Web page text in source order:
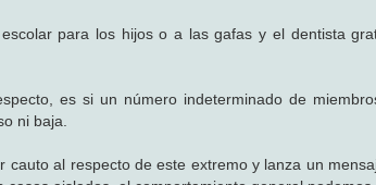
para los hijos o a las gafas y el dentista
es si un número indeterminado de
ni baja.
al respecto de este extremo y lanza un